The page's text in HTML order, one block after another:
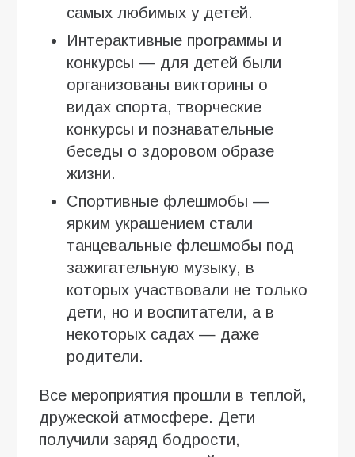
самых любимых у детей.
Интерактивные программы и
конкурсы — для детей были
организованы викторины о
видах спорта, творческие
конкурсы и познавательные
беседы о здоровом образе
жизни.
Спортивные флешмобы —
ярким украшением стали
танцевальные флешмобы под
зажигательную музыку, в
которых участвовали не только
дети, но и воспитатели, а в
некоторых садах — даже
родители.
Все мероприятия прошли в теплой,
дружеской атмосфере. Дети
получили заряд бодрости,